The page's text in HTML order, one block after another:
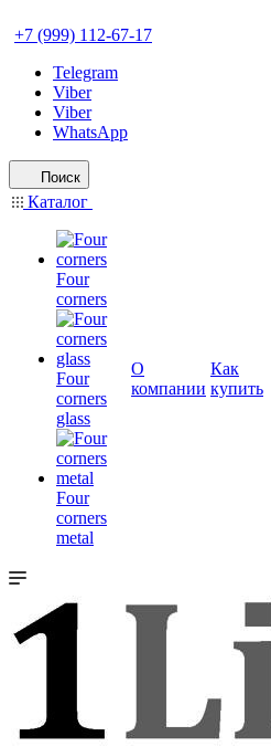
+7 (999) 112-67-17
Telegram
Viber
Viber
WhatsApp
Поиск
Каталог
Four
corners
Four
corners
glass
Four
corners
metal
О
компании
Как
купить